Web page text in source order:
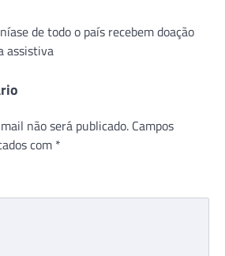
de todo o país recebem doação
assistiva
não será publicado. Campos
com *